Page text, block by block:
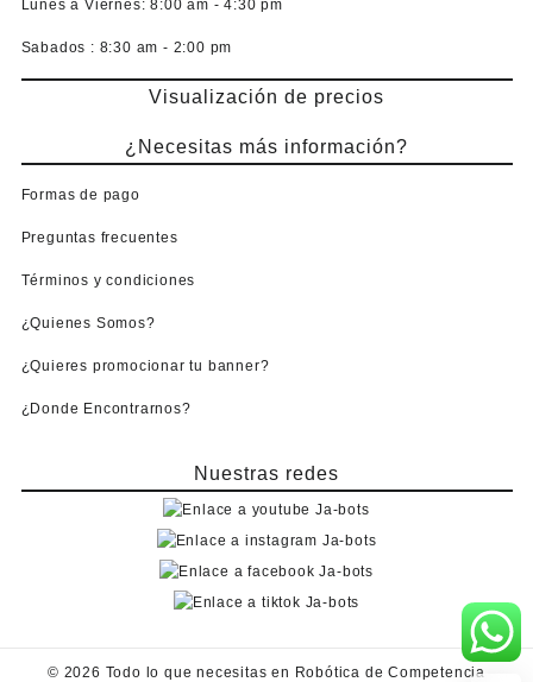
Lunes a Viernes: 8:00 am - 4:30 pm
Sabados : 8:30 am - 2:00 pm
Visualización de precios
¿Necesitas más información?
Formas de pago
Preguntas frecuentes
Términos y condiciones
¿Quienes Somos?
¿Quieres promocionar tu banner?
¿Donde Encontrarnos?
Nuestras redes
© 2026 Todo lo que necesitas en Robótica de Competencia